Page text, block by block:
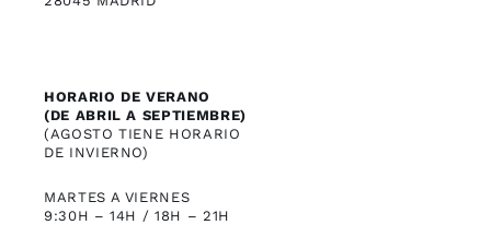
HORARIO DE VERANO
(DE ABRIL A SEPTIEMBRE)
(AGOSTO TIENE HORARIO
DE INVIERNO)
MARTES A VIERNES
9:30H – 14H / 18H – 21H